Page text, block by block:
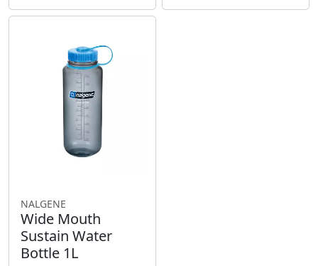
NALGENE
Wide Mouth
Sustain Water
Bottle 1L